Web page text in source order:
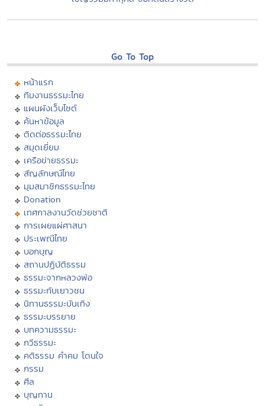
Go To Top
หน้าแรก
ทีมงานธรรมะไทย
แผนผังเว็บไซต์
ค้นหาข้อมูล
ติดต่อธรรมะไทย
สมุดเยี่ยม
เครือข่ายธรรมะ
สัญลักษณ์ไทย
มุมสมาชิกธรรมะไทย
Donation
เทศกาลงานวัดช่วยชาติ
การเผยแผ่ศาสนา
ประเพณีไทย
บอกบุญ
สถานปฏิบัติธรรม
ธรรมะจากหลวงพ่อ
ธรรมะกับเยาวชน
นิทานธรรมะบันเทิง
ธรรมะบรรยาย
บทความธรรมะ
กวีธรรมะ
คติธรรม คำคม โดนใจ
กรรม
ศีล
บุญทาน